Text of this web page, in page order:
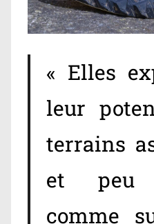
« Elles
leur
terrains
et peu
comme